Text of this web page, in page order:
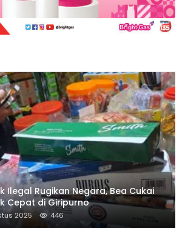
Ilegal Rugikan Negara, Bea Cukai
Cepat di Giripurno
2025 446